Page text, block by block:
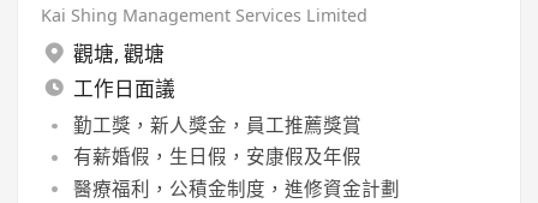
Kai Shing Management Services Limited
觀塘, 觀塘
工作日面議
勤工獎，新人獎金，員工推薦獎賞
有薪婚假，生日假，安康假及年假
醫療福利，公積金制度，進修資金計劃